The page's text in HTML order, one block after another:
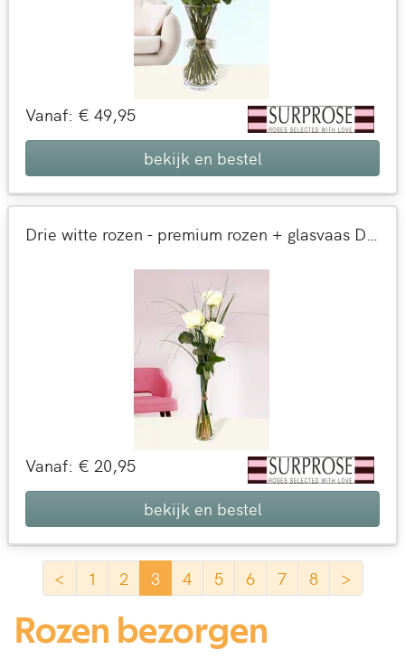
Vanaf: € 49,95
bekijk en bestel
Drie witte rozen - premium rozen + glasvaas Debbie
Vanaf: € 20,95
bekijk en bestel
< 1 2 3 4 5 6 7 8 >
Rozen bezorgen